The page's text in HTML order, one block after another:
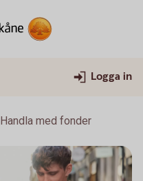
Logga in
Handla med fonder